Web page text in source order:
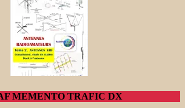
MEMENTO TRAFIC DX